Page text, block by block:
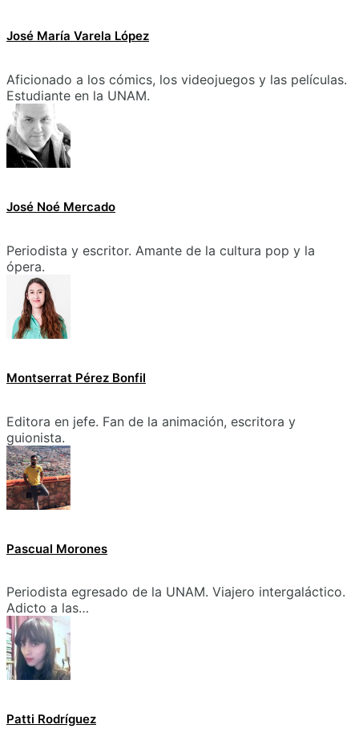
José María Varela López
Aficionado a los cómics, los videojuegos y las películas.
Estudiante en la UNAM.
José Noé Mercado
Periodista y escritor. Amante de la cultura pop y la
ópera.
Montserrat Pérez Bonfil
Editora en jefe. Fan de la animación, escritora y
guionista.
Pascual Morones
Periodista egresado de la UNAM. Viajero intergaláctico.
Adicto a las…
Patti Rodríguez